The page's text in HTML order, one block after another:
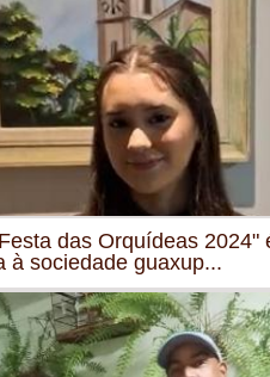
das Orquídeas 2024"
à sociedade guaxup...